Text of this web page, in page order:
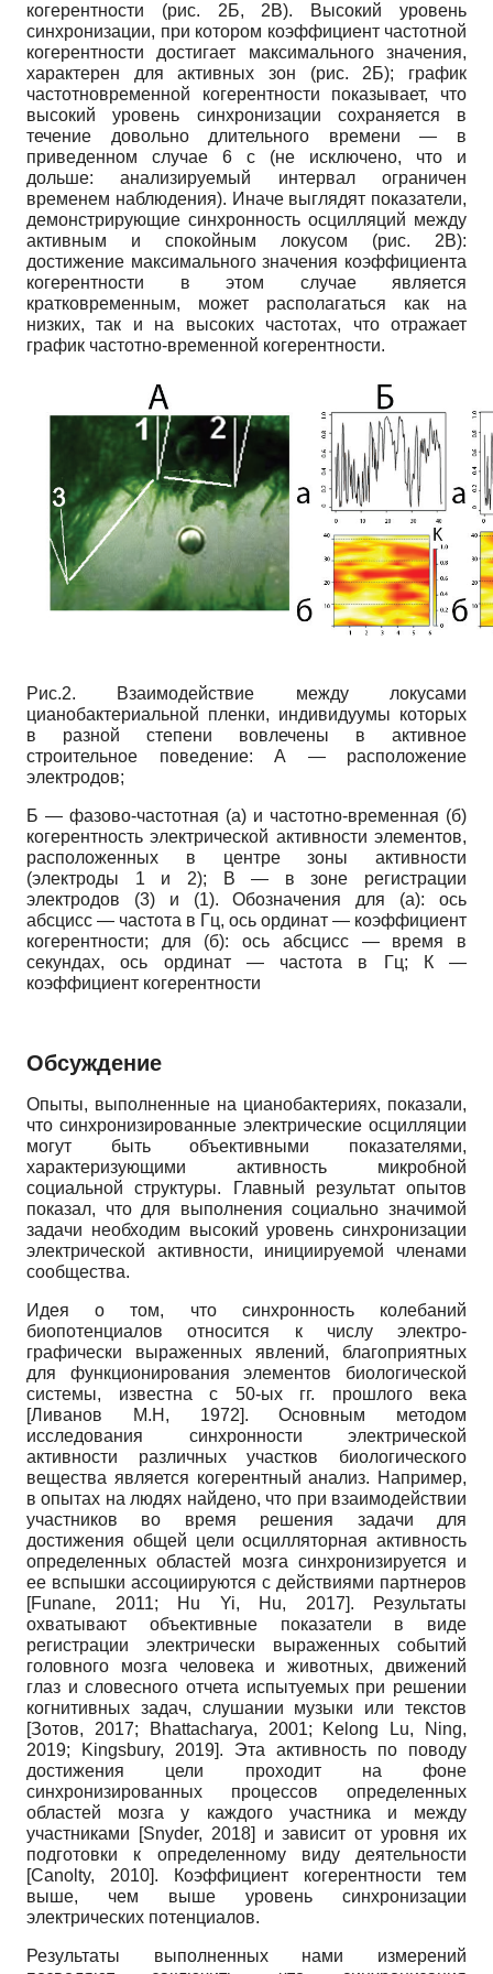
когерентности (рис. 2Б, 2В). Высокий уровень
синхронизации, при котором коэффициент частотной
когерентности достигает максимального значения,
характерен для активных зон (рис. 2Б); график
частотно­временной когерентности показывает, что
высокий уровень синхронизации сохраняется в
течение довольно длительного времени — в
приведенном случае 6 с (не исключено, что и
дольше: анализируемый интервал ограничен
временем наблюдения). Иначе выглядят показатели,
демонстрирующие синхронность осцилляций между
активным и спокойным локусом (рис. 2В):
достижение максимального значения коэффициента
когерентности в этом случае является
кратковременным, может располагаться как на
низких, так и на высоких частотах, что отражает
график частотно-временной когерентности.
Рис.2. Взаимодействие между локусами
цианобактериальной пленки, индивидуумы которых
в разной степени вовлечены в активное
строительное поведение: А — расположение
электродов;
Б — фазово-частотная (а) и частотно-временная (б)
когерентность электрической активности элементов,
расположенных в центре зоны активности
(электроды 1 и 2); В — в зоне регистрации
электродов (3) и (1). Обозначения для (а): ось
абсцисс — частота в Гц, ось ординат — коэффициент
когерентности; для (б): ось абсцисс — время в
секундах, ось ординат — частота в Гц; К —
коэффициент когерентности
Обсуждение
Опыты, выполненные на цианобактериях, показали,
что синхронизированные электрические осцилляции
могут быть объективными показателями,
характеризующими активность микробной
социальной структуры. Главный результат опытов
показал, что для выполнения социально значимой
задачи необходим высокий уровень синхронизации
электрической активности, инициируемой членами
сообщества.
Идея о том, что синхронность колебаний
биопотенциалов относится к числу электро­
графически выраженных явлений, благоприятных
для функционирования элементов биологической
системы, известна с 50-ых гг. прошлого века
[Ливанов М.Н, 1972]. Основным методом
исследования синхронности электрической
активности различных участков биологического
вещества является когерентный анализ. Например,
в опытах на людях найдено, что при взаимодействии
участников во время решения задачи для
достижения общей цели осцилляторная активность
определенных областей мозга синхронизируется и
ее вспышки ассоциируются с действиями партнеров
[Funane, 2011; Hu Yi, Hu, 2017]. Результаты
охватывают объективные показатели в виде
регистрации электрически выраженных событий
головного мозга человека и животных, движений
глаз и словесного отчета испытуемых при решении
когнитивных задач, слушании музыки или текстов
[Зотов, 2017; Bhattacharya, 2001; Kelong Lu, Ning,
2019; Kingsbury, 2019]. Эта активность по поводу
достижения цели проходит на фоне
синхронизированных процессов определенных
областей мозга у каждого участника и между
участниками
[Snyder, 2018]
и зависит от уровня их
подготовки к определенному виду деятельности
[Canolty, 2010]. Коэффициент когерентности тем
выше, чем выше уровень синхронизации
электрических потенциалов.
Результаты выполненных нами измерений